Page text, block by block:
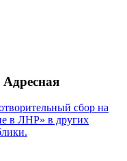
Адресная